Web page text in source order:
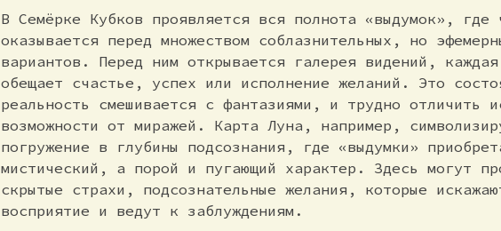
В Семёрке Кубков проявляется вся полнота «выдумок», где
оказывается перед множеством соблазнительных, но
вариантов. Перед ним открывается галерея видений,
обещает счастье, успех или исполнение желаний. Это
реальность смешивается с фантазиями, и трудно отличить
возможности от миражей. Карта Луна, например,
погружение в глубины подсознания, где «выдумки»
мистический, а порой и пугающий характер. Здесь могут
скрытые страхи, подсознательные желания, которые
восприятие и ведут к заблуждениям.